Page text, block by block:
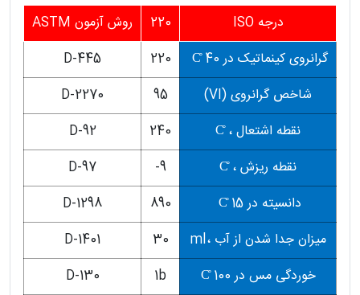
درجه ISO
220
روش آزمون ASTM
گرانروی کینماتیک در 40 C̊
220
D-445
شاخص گرانروی (VI)
95
D-2270
نقطه اشتعال ، C̊
240
D-92
نقطه ریزش ، C̊
9-
D-97
دانسیته در C̊ 15
890
D-1298
میزان جدا شدن از آب ،ml
30
D-1401
خوردگی مس در C̊ 100
1b
D-130